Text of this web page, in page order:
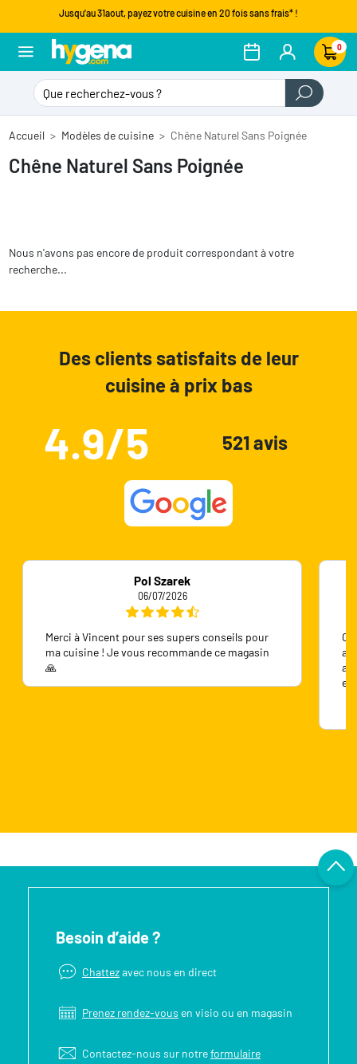
Jusqu'au 31aout, payez votre cuisine en 20 fois sans frais* !
0
Accueil Modèles de cuisine Chêne Naturel Sans Poignée
Chêne Naturel Sans Poignée
Nous n'avons pas encore de produit correspondant à votre
recherche...
Des clients satisfaits de leur
cuisine à prix bas
4.9/5 521 avis
Pol Szarek
06/07/2026
Merci à Vincent pour ses supers conseils pour
ma cuisine ! Je vous recommande ce magasin
🙏
Besoin d’aide ?
Chattezavec nous en direct
Prenez rendez-vous en visio ou en magasin
Contactez-nous sur notreformulaire